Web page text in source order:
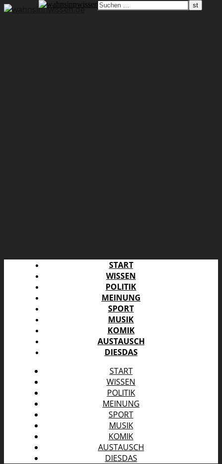
START
WISSEN
POLITIK
MEINUNG
SPORT
MUSIK
KOMIK
AUSTAUSCH
DIESDAS
START
WISSEN
POLITIK
MEINUNG
SPORT
MUSIK
KOMIK
AUSTAUSCH
DIESDAS